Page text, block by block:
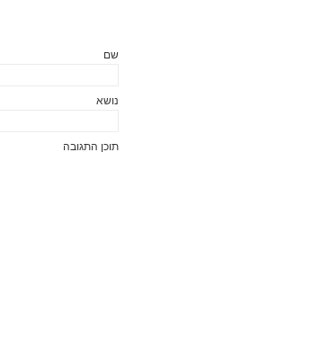
שם
נושא
תוכן התגובה